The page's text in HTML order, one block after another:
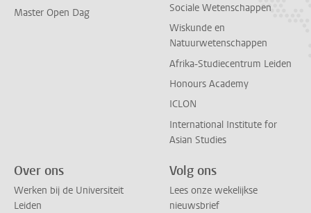
Master Open Dag
Sociale Wetenschappen
Wiskunde en
Natuurwetenschappen
Afrika-Studiecentrum Leiden
Honours Academy
ICLON
International Institute for
Asian Studies
Over ons
Werken bij de Universiteit
Leiden
Volg ons
Lees onze wekelijkse
nieuwsbrief